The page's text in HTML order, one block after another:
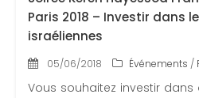
Paris 2018 – Investir dans
israéliennes
05/06/2018 Événements /
Vous souhaitez investir